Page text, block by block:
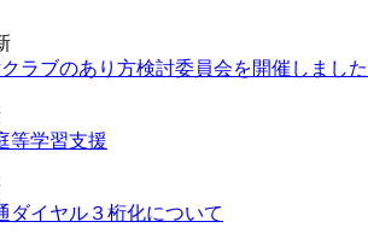
ラブのあり方検討委員会を開催しました
等学習支援
ダイヤル３桁化について